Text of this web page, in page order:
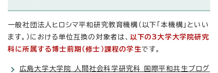
一般社団法人ヒロシマ平和研究教育機構（以下「本機構」といい
ます。）における単位互換の対象者は、 以下の3大学大学院研究
科に所属する博士前期（修士）課程の学生です。
広島大学大学院 人間社会科学研究科 国際平和共生プログ